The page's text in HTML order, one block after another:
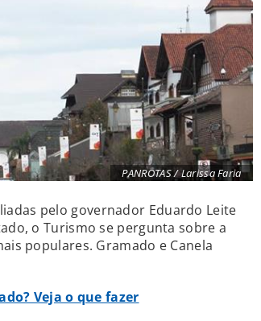
PANROTAS / Larissa Faria
pelo governador Eduardo Leite
o Turismo se pergunta sobre a
populares. Gramado e Canela
Veja o que fazer